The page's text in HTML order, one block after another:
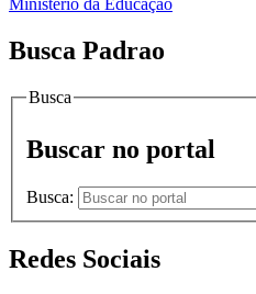
Busca Padrao
Busca
Buscar no portal
Busca:
Redes Sociais